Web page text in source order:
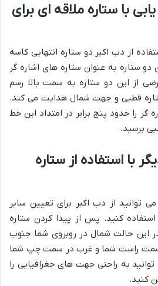
با ستاره ملاقه ای برای
از دب اکبر دو ستاره انتهایی کاسه
دو ستاره به عنوان ستاره های اشاره گر
از این دو ستاره به سمت بالا رسم
قطبی و جهت شمال هدایت می کند.
گر را حدود پنج برابر در امتداد این خط
برسید.
با استفاده از ستاره
توانید از دب اکبر برای تعیین سایر
کنید. پس از پیدا کردن ستاره
این حالت شمال در روبروی شما جنوب
راست شما و غرب در سمت چپ شما
توانید به راحتی جهت های جغرافیایی را
کنید.